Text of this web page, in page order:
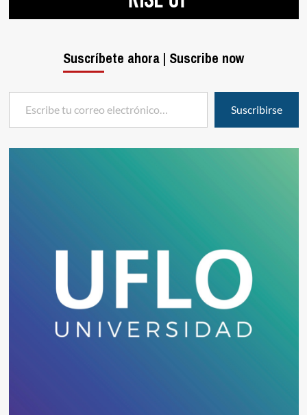
Suscríbete ahora | Suscribe now
Escribe tu correo electrónico…
Suscribirse